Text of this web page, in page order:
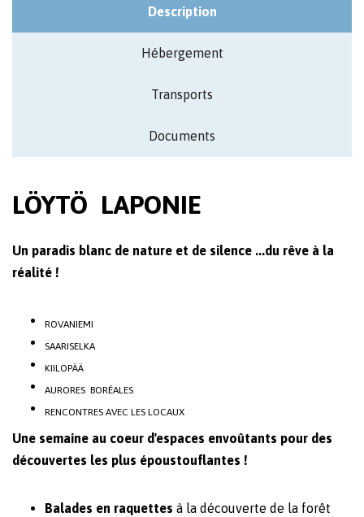
Description
Hébergement
Transports
Documents
LÖYTÖ LAPONIE
Un paradis blanc de nature et de silence ...du rêve à la
réalité !
ROVANIEMI
SAARISELKA
KIILOPÄÄ
AURORES BORÉALES
RENCONTRES AVEC LES LOCAUX
Une semaine au coeur d'espaces envoûtants pour des
découvertes les plus époustouflantes !
Balades en raquettes à la découverte de la forêt